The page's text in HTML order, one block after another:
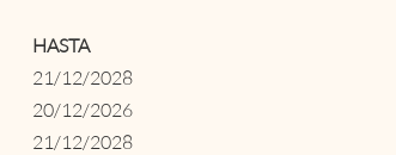
HASTA
21/12/2028
20/12/2026
21/12/2028